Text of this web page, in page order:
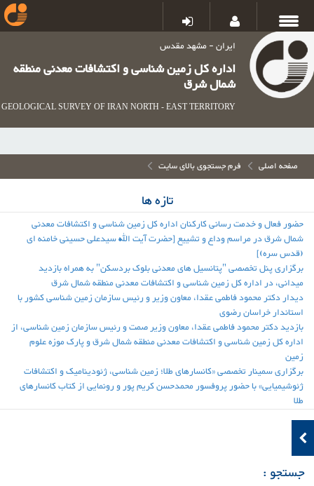
ایران - مشهد مقدس
اداره کل زمین شناسی و اکتشافات معدنی منطقه
شمال شرق
GEOLOGICAL SURVEY OF IRAN NORTH - EAST TERRITORY
صفحه اصلی فرم جستجوی بالای سایت
تازه ها
حضور فعال و خدمت رسانی کارکنان اداره کل زمین شناسی و اکتشافات معدنی
شمال شرق در مراسم وداع و تشییع [حضرت آیت الله سیدعلی حسینی خامنه ای
(قدس سره)]
برگزاری پنل تخصصی "پتانسیل های معدنی بلوک بردسکن" به همراه بازدید
میدانی، در اداره کل زمین شناسی و اکتشافات معدنی منطقه شمال شرق
دیدار دکتر محمود فاطمی عقدا، معاون وزیر و رئیس سازمان زمین شناسی کشور با
استاندار خراسان رضوی
بازدید دکتر محمود فاطمی عقدا، معاون وزیر صمت و رئیس سازمان زمین شناسی، از
اداره کل زمین شناسی و اکتشافات معدنی منطقه شمال شرق و پارک موزه علوم
زمین
برگزاری سمینار تخصصی «کانسارهای طلا؛ زمین شناسی، ژئودینامیک و اکتشافات
ژئوشیمیایی» با حضور پروفسور محمدحسن کریم پور و رونمایی از کتاب کانسارهای
طلا
جستجو :